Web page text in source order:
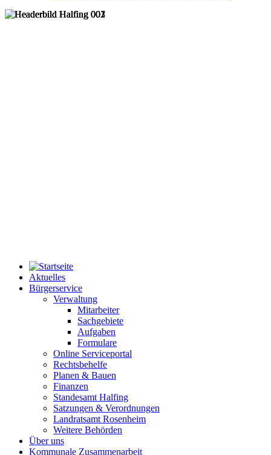
Aktuelles
Bürgerservice
Verwaltung
Mitarbeiter
Sachgebiete
Aufgaben
Formulare
Online Serviceportal
Rechtsbehelfe
Planen & Bauen
Finanzen
Standesamt Halfing
Satzungen & Verordnungen
Landratsamt Rosenheim
Weitere Behörden
Über uns
Kommunale Zusammenarbeit